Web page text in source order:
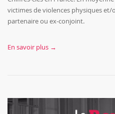
victimes de violences physiques et/
partenaire ou ex-conjoint.
En savoir plus →